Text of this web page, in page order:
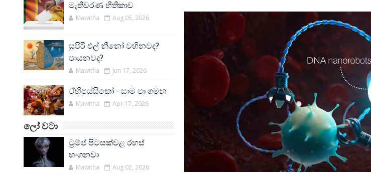
මැතිවරණ භීතිකාව
Mawitha Aug 05, 2026
සුපිරි එල් නීනෝ වහිනවද?
පායනවද?
Mawitha Jun 17, 2026
ඒහිපස්සිකෝ - සාම පා ගමන
Mawitha Apr 17, 2026
ලෝ වටා
ට්‍රම්ප් පිටසක්වළ රහස්
හංගනවා
Mawitha Aug 02, 2026